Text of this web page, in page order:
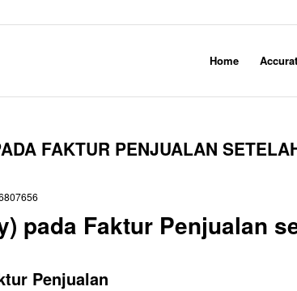
Home
FAKTUR PENJUALAN
pada Faktur Penjualan
Penjualan